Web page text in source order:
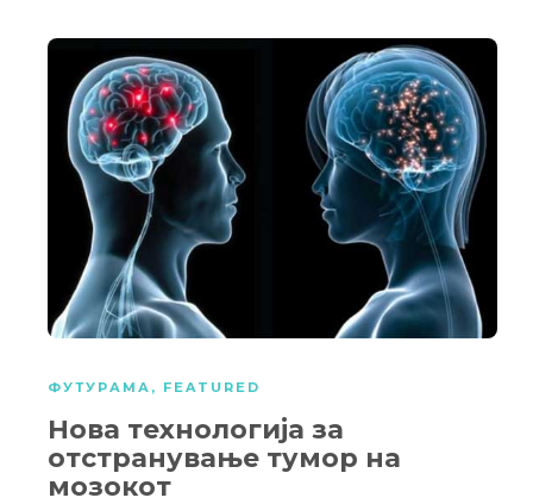
ФУТУРАМА , FEATURED
Нова технологија за
отстранување тумор на
мозокот